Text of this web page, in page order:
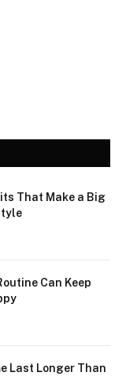
That Make a Big
Can Keep
Last Longer Than